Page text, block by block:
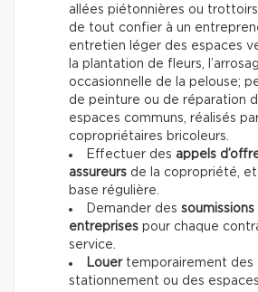
allées piétonnières ou
de tout confier à un
entretien léger des espaces
la plantation de fleurs,
occasionnelle de la pelouse;
de peinture ou de réparation
espaces communs, réalisés
copropriétaires bricoleurs.
Effectuer des appels
assureurs de la copropriété, et
base régulière.
Demander des soumissions
entreprises pour chaque
service.
Louertemporairement des
stationnement ou des